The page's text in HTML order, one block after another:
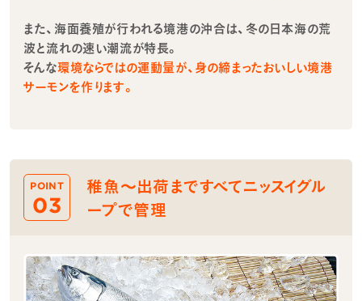
また、海面養殖が行われる境港の沖合は、冬の日本海の荒
波と流れの速い潮流が特長。
そんな環境ならではの運動量が、身の締まったおいしい境港
サーモンを作ります。
POINT
03
稚魚～出荷まですべてニッスイグル
ープで管理